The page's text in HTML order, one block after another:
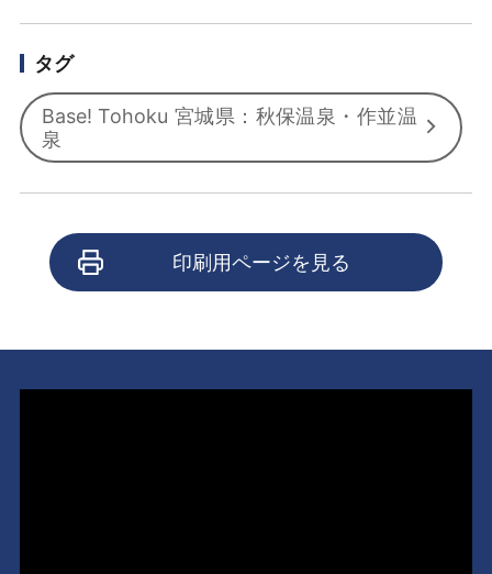
タグ
Base! Tohoku 宮城県：秋保温泉・作並温
泉
印刷用ページを見る